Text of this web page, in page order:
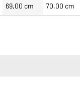
69,00 cm 70,00 cm